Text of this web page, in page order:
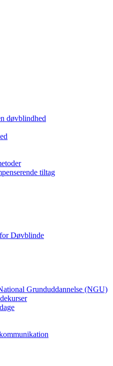
døvblindhed
tiltag
Døvblinde
Grunduddannelse (NGU)